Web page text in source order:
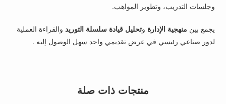
وجلسات التدريب، وتطوير المواهب.
يجمع بين منهجية الإدارة وتحليل قيادة سلسلة التوريد والقراءة العملية
لدور صناعي رئيسي في عرض تقديمي واحد سهل الوصول إليه .
منتجات ذات صلة